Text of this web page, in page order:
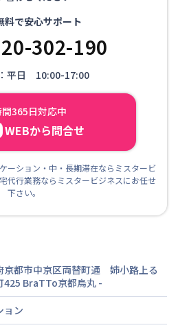
料で安心サポート
302-190
平日 10:00-17:00
365日対応中
WEBから問合せ
ーション・中・長期滞在ならミスタービ
代行業務ならミスタービジネスにお任せ
下さい。
京都市中京区両替町通 姉小路上る
425 BraTTo京都烏丸 -
ョン